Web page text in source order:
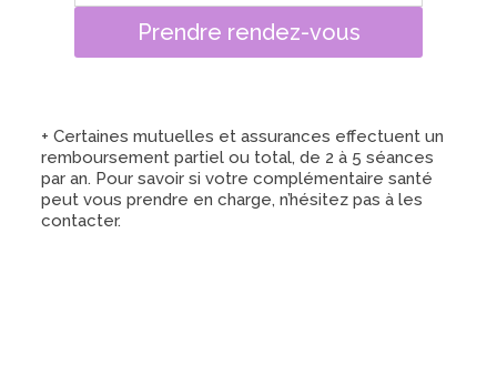
Prendre rendez-vous
+ Certaines mutuelles et assurances effectuent un
remboursement partiel ou total, de 2 à 5 séances
par an. Pour savoir si votre complémentaire santé
peut vous prendre en charge, n’hésitez pas à les
contacter.